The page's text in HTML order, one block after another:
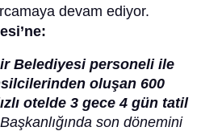
devam ediyor.
Belediyesi personeli ile
oluşan 600
otelde 3 gece 4 gün tatil
son dönemini